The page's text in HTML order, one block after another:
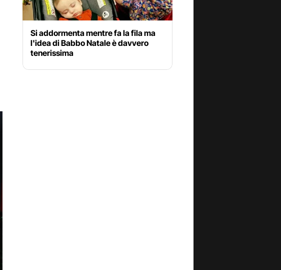
Si addormenta mentre fa la fila ma
l'idea di Babbo Natale è davvero
tenerissima